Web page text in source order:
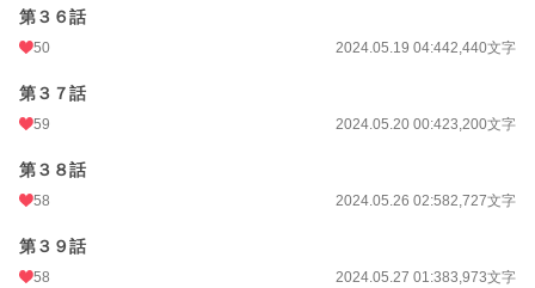
第３６話
50 2024.05.19 04:442,440文字
第３７話
59 2024.05.20 00:423,200文字
第３８話
58 2024.05.26 02:582,727文字
第３９話
58 2024.05.27 01:383,973文字